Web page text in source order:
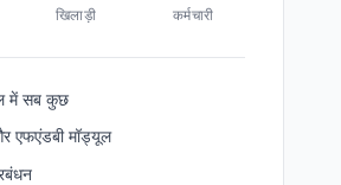
खिलाड़ी कर्मचारी
में सब कुछ
एफएंडबी मॉड्यूल